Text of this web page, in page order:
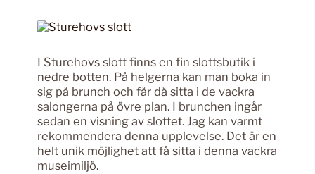
I Sturehovs slott finns en fin slottsbutik i
nedre botten. På helgerna kan man boka in
sig på brunch och får då sitta i de vackra
salongerna på övre plan. I brunchen ingår
sedan en visning av slottet. Jag kan varmt
rekommendera denna upplevelse. Det är en
helt unik möjlighet att få sitta i denna vackra
museimiljö.